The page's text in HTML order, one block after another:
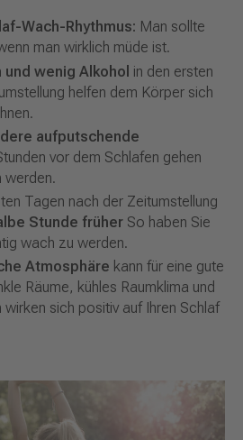
Wach-Rhythmus: Man sollte
man wirklich müde ist.
wenig Alkohol in den ersten
helfen dem Körper sich
aufputschende
vor dem Schlafen gehen
werden.
Tagen nach der Zeitumstellung
Stunde früherSo haben Sie
wach zu werden.
Atmosphäre kann für eine gute
Räume, kühles Raumklima und
sich positiv auf Ihren Schlaf